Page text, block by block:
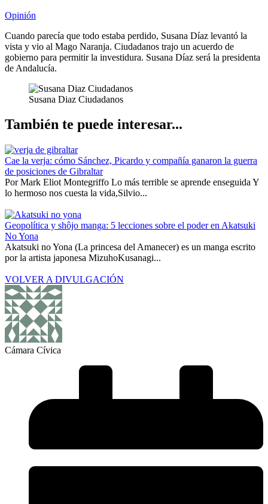
Opinión
Cuando parecía que todo estaba perdido, Susana Díaz levantó la
vista y vio al Mago Naranja. Ciudadanos trajo un acuerdo de
gobierno para permitir la investidura. Susana Díaz será la presidenta
de Andalucía.
Susana Diaz Ciudadanos
También te puede interesar...
Cae la verja: cómo Sánchez, Picardo y compañía ganaron la guerra
de posiciones de Gibraltar
Por Mark Eliot Montegriffo Lo más terrible se aprende enseguida Y
lo hermoso nos cuesta la vida,Silvio...
Geopolítica y shôjo manga: 5 lecciones sobre el poder en Akatsuki
No Yona
Akatsuki no Yona (La princesa del Amanecer) es un manga escrito
por la artista japonesa MizuhoKusanagi...
VOLVER A DIVULGACIÓN
Cámara Cívica